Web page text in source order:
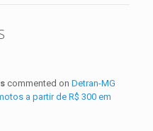
commented on Detran-MG
a partir de R$ 300 em